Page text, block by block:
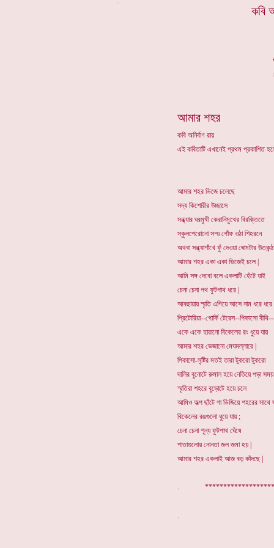
কবি
আমার শহর
কবি অনির্বাণ রায়
এই কবিতাটি এখানেই প্রথম প্রকাশিত
আমার শহর ভিজে চলেছে
সদ্য কিশোরীর উচ্ছাসে
সন্ধ্যার ঘরমুখী কেরানিমুখের বিরক্তিতে
স্কুলপেরোনো সদ্য় গোঁফ ওঠা শিহরনে
অথবা সন্ধ্যাশাঁখে ফুঁ দেওয়া ঘোমটার
আমার শহর একা একা ভিজেই চলে |
আমি সঙ্গ দেবো বলে একলাটি হেঁটে যাই
চেনা চেনা পথ ফুটপাথ ধরে |
আবছায়ায় স্মৃতি এগিয়ে আসে নাম ধরে ধরে
প্রিটোরিয়া--গোর্কি টেরেস--পিকাসো
একে একে হারানো বিকেলের রং ধুয়ে যায়
আমার শহর ভেজানো মেঘমল্লারে |
পিকাসো-সৃষ্টির মতই তারা টুকরো টুকরো
দালির বুনোটে রুমাল হয়ে নেতিয়ে পড়া সময়
স্মৃতিরা শহরে বুড়োটে হয়ে চলে
আমিও অল্প ছাঁটে গা ভিজিয়ে শহরের সাথে
বিকেলের রঙগুলো ধুয়ে যায় ;
চেনা চেনা শূন্য ফুটপাথ ঘেঁষে
পাতাগুলোয় নোনতা জল জমা হয় |
আমার শহর একলাই আজ বড় কাঁদছে |
.